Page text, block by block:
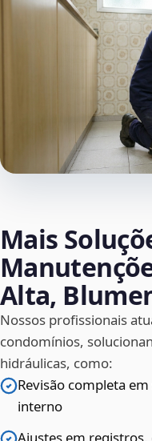
Mais
Alta,
Nossos profissionais
condomínios,
hidráulicas, como:
Revisão completa
interno